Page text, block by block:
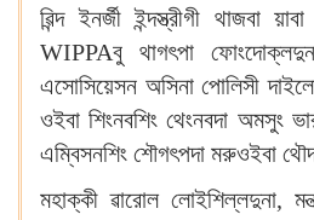
ৱিন্দ ইনর্জী ইন্দস্ত্রীগী থাজবা
WIPPAবু থাগৎপা
এসোসিয়েসন অসিনা পোলিসী
ওইবা শিংনবশিং থেংনবদা অমসুং
এম্বিসনশিং শৌগৎপদা মরুওইবা
মহাক্কী ৱারোল লোইশিল্লদুনা,